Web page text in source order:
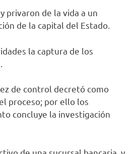
privaron de la vida a un
de la capital del Estado.
la captura de los
de control decretó como
proceso; por ello los
concluye la investigación